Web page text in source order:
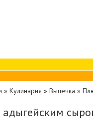
» Кулинария » Выпечка »